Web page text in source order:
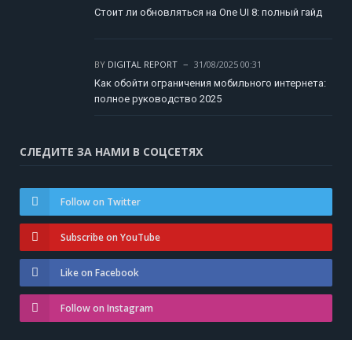
Стоит ли обновляться на One UI 8: полный гайд
BY DIGITAL REPORT
31/08/2025 00:31
Как обойти ограничения мобильного интернета:
полное руководство 2025
СЛЕДИТЕ ЗА НАМИ В СОЦСЕТЯХ
Follow on Twitter
Subscribe on YouTube
Like on Facebook
Follow on Instagram